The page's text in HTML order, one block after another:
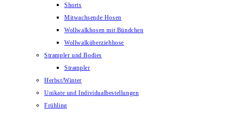
Shorts
Mitwachsende Hosen
Wollwalkhosen mit Bündchen
Wollwalküberziehhose
Strampler und Bodies
Strampler
Herbst/Winter
Unikate und Individualbestellungen
Frühling